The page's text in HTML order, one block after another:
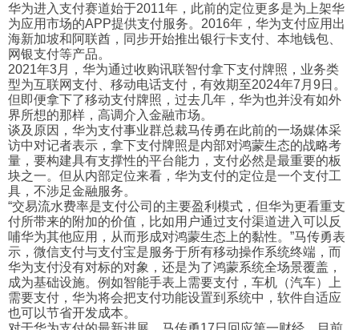
华为进入支付赛道始于2011年，此前的定位更多是为上架华
为应用市场的APP提供支付服务。2016年，华为支付应用出
海新加坡和阿联酋，同步开始推出银行卡支付、本地钱包、
网银支付等产品。
2021年3月，华为通过收购讯联智付拿下支付牌照，业务类
型为互联网支付、移动电话支付，有效期至2024年7月9日。
但即便拿下了移动支付牌照，过去几年，华为也并没有如外
界所想的那样，高调介入金融市场。
谈及原因，华为支付事业群总裁马传勇在此前的一场媒体采
访中对记者表示，拿下支付牌照是内部对鸿蒙生态的战略考
量，要构建具有支撑性的平台能力，支付必然是最重要的板
块之一。但从内部定位来看，华为支付的定位是一个支付工
具，不涉足金融服务。
“交易流水费率是支付公司的主要盈利模式，但华为更看重支
付所带来的附加的价值，比如用户通过支付渠道进入可以反
哺华为其他应用，从而形成对鸿蒙生态上的黏性。”马传勇表
示，微信支付与支付宝是服务于所有移动操作系统终端，而
华为支付没有对标的对象，还是为了鸿蒙系统全场景覆盖，
成为基础设施。例如智能手表上需要支付，车机（汽车）上
需要支付，华为将会把支付功能设置到系统中，软件自适应
也可以节省开发成本。